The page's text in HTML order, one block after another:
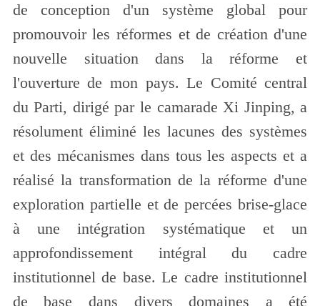
de conception d'un système global pour
promouvoir les réformes et de création d'une
nouvelle situation dans la réforme et
l'ouverture de mon pays. Le Comité central
du Parti, dirigé par le camarade Xi Jinping, a
résolument éliminé les lacunes des systèmes
et des mécanismes dans tous les aspects et a
réalisé la transformation de la réforme d'une
exploration partielle et de percées brise-glace
à une intégration systématique et un
approfondissement intégral du cadre
institutionnel de base. Le cadre institutionnel
de base dans divers domaines a été